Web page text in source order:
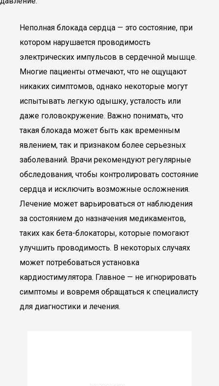
Неполная блокада сердца — это состояние, при
котором нарушается проводимость
электрических импульсов в сердечной мышце.
Многие пациенты отмечают, что не ощущают
никаких симптомов, однако некоторые могут
испытывать легкую одышку, усталость или
даже головокружение. Важно понимать, что
такая блокада может быть как временным
явлением, так и признаком более серьезных
заболеваний. Врачи рекомендуют регулярные
обследования, чтобы контролировать состояние
сердца и исключить возможные осложнения.
Лечение может варьироваться от наблюдения
за состоянием до назначения медикаментов,
таких как бета-блокаторы, которые помогают
улучшить проводимость. В некоторых случаях
может потребоваться установка
кардиостимулятора. Главное — не игнорировать
симптомы и вовремя обращаться к специалисту
для диагностики и лечения.